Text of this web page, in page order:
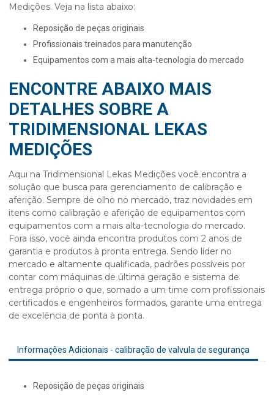
Medições. Veja na lista abaixo:
reposição de peças originais
profissionais treinados para manutenção
equipamentos com a mais alta-tecnologia do mercado
ENCONTRE ABAIXO MAIS
DETALHES SOBRE A
TRIDIMENSIONAL LEKAS
MEDIÇÕES
Aqui na Tridimensional Lekas Medições você encontra a
solução que busca para gerenciamento de calibração e
aferição. Sempre de olho no mercado, traz novidades em
itens como calibração e aferição de equipamentos com
equipamentos com a mais alta-tecnologia do mercado.
Fora isso, você ainda encontra produtos com 2 anos de
garantia e produtos à pronta entrega. Sendo líder no
mercado e altamente qualificada, padrões possíveis por
contar com máquinas de última geração e sistema de
entrega próprio o que, somado a um time com profissionais
certificados e engenheiros formados, garante uma entrega
de excelência de ponta à ponta.
Informações Adicionais - calibração de valvula de segurança
reposição de peças originais